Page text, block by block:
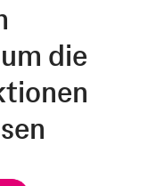
die